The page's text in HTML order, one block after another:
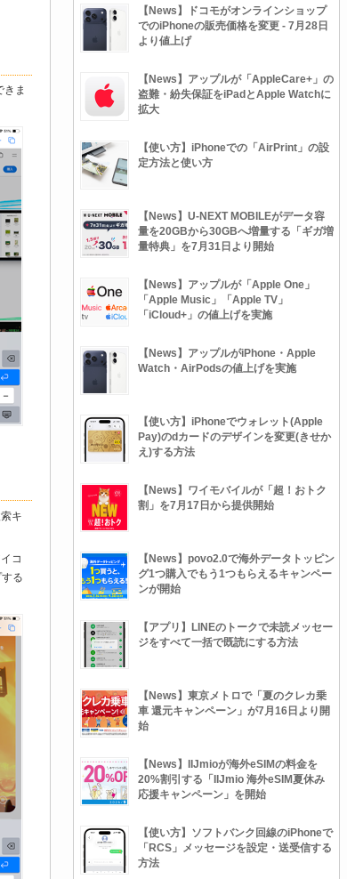
ま
キ
コ
る
【News】ドコモがオンラインショップ
でのiPhoneの販売価格を変更 - 7月28日
より値上げ
【News】アップルが「AppleCare+」の
盗難・紛失保証をiPadとApple Watchに
拡大
【使い方】iPhoneでの「AirPrint」の設
定方法と使い方
【News】U-NEXT MOBILEがデータ容
量を20GBから30GBへ増量する「ギガ増
量特典」を7月31日より開始
【News】アップルが「Apple One」
「Apple Music」「Apple TV」
「iCloud+」の値上げを実施
【News】アップルがiPhone・Apple
Watch・AirPodsの値上げを実施
【使い方】iPhoneでウォレット(Apple
Pay)のdカードのデザインを変更(きせか
え)する方法
【News】ワイモバイルが「超！おトク
割」を7月17日から提供開始
【News】povo2.0で海外データトッピン
グ1つ購入でもう1つもらえるキャンペー
ンが開始
【アプリ】LINEのトークで未読メッセー
ジをすべて一括で既読にする方法
【News】東京メトロで「夏のクレカ乗
車 還元キャンペーン」が7月16日より開
始
【News】IIJmioが海外eSIMの料金を
20%割引する「IIJmio 海外eSIM夏休み
応援キャンペーン」を開始
【使い方】ソフトバンク回線のiPhoneで
「RCS」メッセージを設定・送受信する
方法